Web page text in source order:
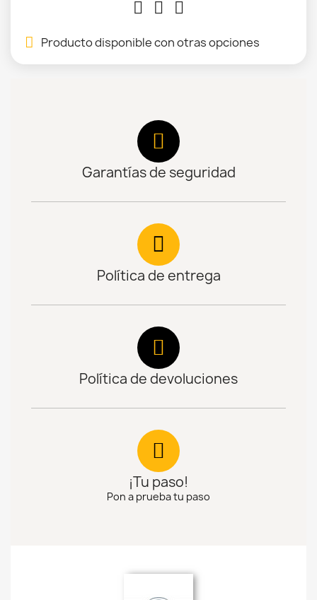
Producto disponible con otras opciones
Garantías de seguridad
Política de entrega
Política de devoluciones
¡Tu paso!
Pon a prueba tu paso